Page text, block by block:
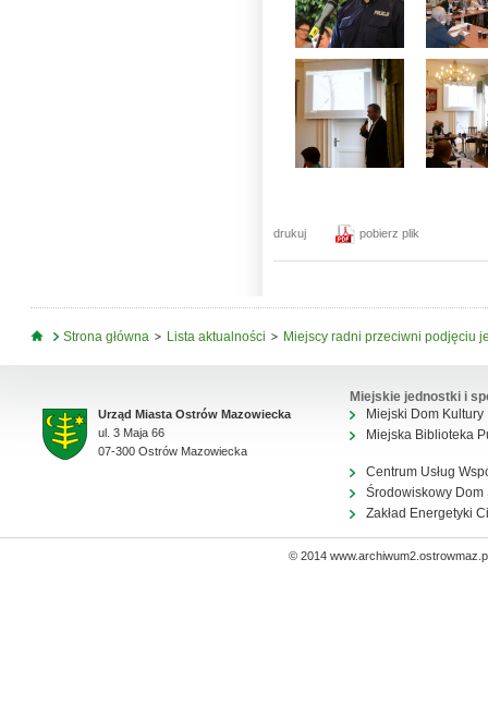
drukuj pobierz plik
Jesteś tutaj
Strona główna Lista aktualności Miejscy radni przeciwni podjęciu
Urząd Miasta Ostrów Mazowiecka
ul. 3 Maja 66
07-300 Ostrów Mazowiecka
Miejskie jednostki i
Miejski Dom Kultury
Miejska Biblioteka
Centrum Usług
Środowiskowy Dom
Zakład Energetyki
© 2014